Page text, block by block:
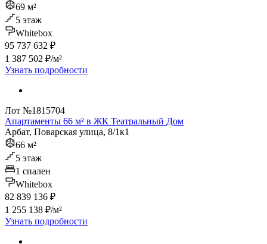
69 м²
5 этаж
Whitebox
95 737 632 ₽
1 387 502 ₽/м²
Узнать подробности
Лот №1815704
Апартаменты 66 м² в ЖК Театральный Дом
Арбат, Поварская улица, 8/1к1
66 м²
5 этаж
1 спален
Whitebox
82 839 136 ₽
1 255 138 ₽/м²
Узнать подробности